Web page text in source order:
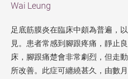
Wai Leung
足底筋膜炎在臨床中頗為普遍，
見。患者常感到腳跟疼痛，靜止
床，腳跟痛楚會非常劇烈，但走
所改善。此症可纏繞甚久，由數